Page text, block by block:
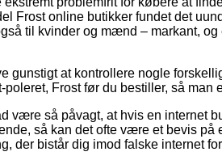
Frost online butikker fundet det
til kvinder og mænd – markant,
gunstigt at kontrollere nogle
poleret, Frost før du bestiller, så
være så påvagt, at hvis en internet
så kan det ofte være et bevis på
der bistår dig imod falske internet